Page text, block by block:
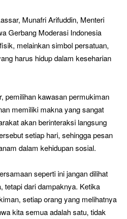
Munafri Arifuddin, Menteri
Gerbang Moderasi Indonesia
melainkan simbol persatuan,
harus hidup dalam keseharian
pemilihan kawasan permukiman
memiliki makna yang sangat
akan berinteraksi langsung
setiap hari, sehingga pesan
dalam kehidupan sosial.
seperti ini jangan dilihat
tetapi dari dampaknya. Ketika
setiap orang yang melihatnya
kita semua adalah satu, tidak